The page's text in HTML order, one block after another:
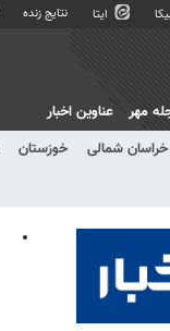
ایتا نتایج زنده
خراسان شمالی خوزستان
مهر عناوین اخبار